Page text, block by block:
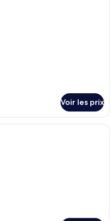
Voir les prix
Une pièce où un chat est allongé sur